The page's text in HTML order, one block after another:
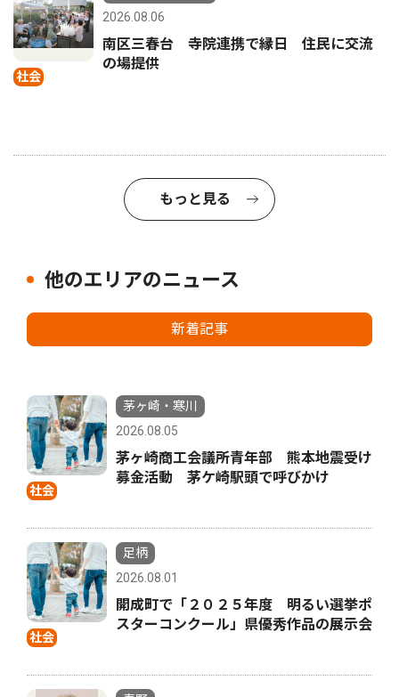
社会
2026.08.06
南区三春台 寺院連携で縁日 住民に交流
の場提供
もっと見る
他のエリアのニュース
新着記事
社会
茅ヶ崎・寒川
2026.08.05
茅ヶ崎商工会議所青年部 熊本地震受け
募金活動 茅ケ崎駅頭で呼びかけ
社会
足柄
2026.08.01
開成町で「２０２５年度 明るい選挙ポ
スターコンクール」県優秀作品の展示会